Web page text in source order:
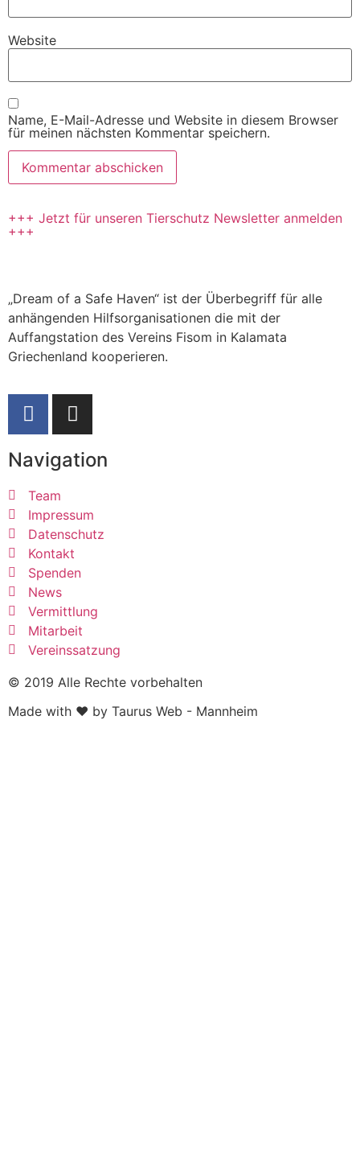
Website
Name, E-Mail-Adresse und Website in diesem Browser
für meinen nächsten Kommentar speichern.
+++ Jetzt für unseren Tierschutz Newsletter anmelden
+++
„Dream of a Safe Haven“ ist der Überbegriff für alle
anhängenden Hilfsorganisationen die mit der
Auffangstation des Vereins Fisom in Kalamata
Griechenland kooperieren.
Navigation
Team
Impressum
Datenschutz
Kontakt
Spenden
News
Vermittlung
Mitarbeit
Vereinssatzung
© 2019 Alle Rechte vorbehalten
Made with ❤ by Taurus Web - Mannheim